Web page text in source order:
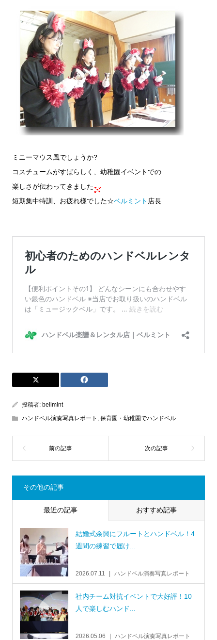
ミニーマウス風でしょうか?
コスチュームがすばらしく、幼稚園イベントでの
楽しさが伝わってきました
短期集中特訓、お疲れ様でした☆ベルミント 店長
投稿者: bellmint
ハンドベル演奏写真レポート
保育園・幼稚園でハンドベル
その他の記事
最近の記事 おすすめ記事
結婚式余興にフルートとハンドベル！4
週間の練習で届け...
2026.07.11 ハンドベル演奏写真レポート
社内チーム対抗イベントで大好評！10
人で楽しむハンド...
2026.05.06 ハンドベル演奏写真レポート